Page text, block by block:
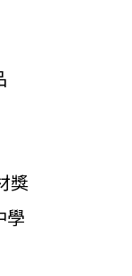
獎
學